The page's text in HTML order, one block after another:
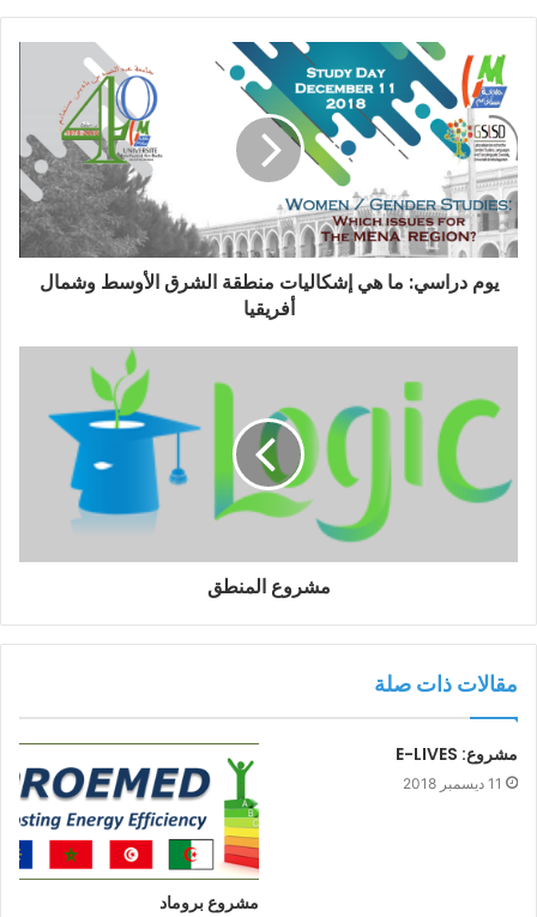
يوم دراسي: ما هي إشكاليات منطقة الشرق الأوسط وشمال
أفريقيا
مشروع المنطق
مقالات ذات صلة
مشروع: E-LIVES
11 ديسمبر 2018
مشروع بروماد